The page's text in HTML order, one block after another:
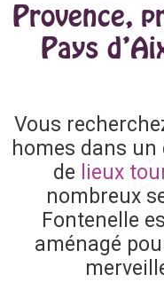
Provence,
Pays
Vous
homes dans un
de lieux
nombreux
Fontenelle
aménagé